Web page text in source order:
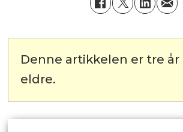
Denne artikkelen er tre år
eldre.